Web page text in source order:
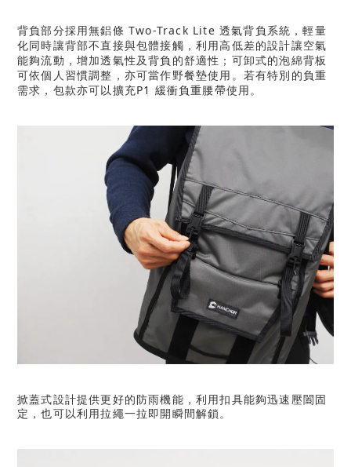
背負部分採用無鋁條 Two-Track Lite 透氣背負系統，輕量
化同時讓背部不直接與包體接觸，利用高低差的設計讓空氣
能夠流動，增加透氣性及背負的舒適性；可卸式的泡綿背板
可依個人習慣調整，亦可當作野餐墊使用。若有特別的負重
需求，包款亦可以擴充P1 緩衝負重腰帶使用。
掀蓋式設計提供更好的防雨機能，利用扣具能夠迅速壓闔固
定，也可以利用拉繩一拉即開瞬間解鎖。